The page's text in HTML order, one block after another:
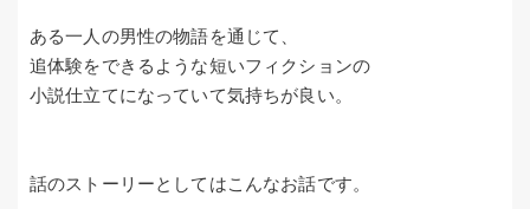
ある一人の男性の物語を通じて、
追体験をできるような短いフィクションの
小説仕立てになっていて気持ちが良い。
話のストーリーとしてはこんなお話です。